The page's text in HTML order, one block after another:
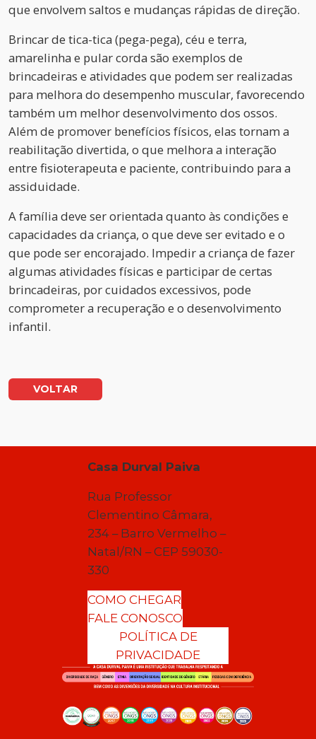
que envolvem saltos e mudanças rápidas de direção.
Brincar de tica-tica (pega-pega), céu e terra,
amarelinha e pular corda são exemplos de
brincadeiras e atividades que podem ser realizadas
para melhora do desempenho muscular, favorecendo
também um melhor desenvolvimento dos ossos.
Além de promover benefícios físicos, elas tornam a
reabilitação divertida, o que melhora a interação
entre fisioterapeuta e paciente, contribuindo para a
assiduidade.
A família deve ser orientada quanto às condições e
capacidades da criança, o que deve ser evitado e o
que pode ser encorajado. Impedir a criança de fazer
algumas atividades físicas e participar de certas
brincadeiras, por cuidados excessivos, pode
comprometer a recuperação e o desenvolvimento
infantil.
VOLTAR
Casa Durval Paiva
Rua Professor
Clementino Câmara,
234 – Barro Vermelho –
Natal/RN – CEP 59030-
330
COMO CHEGAR
FALE CONOSCO
POLÍTICA DE
PRIVACIDADE